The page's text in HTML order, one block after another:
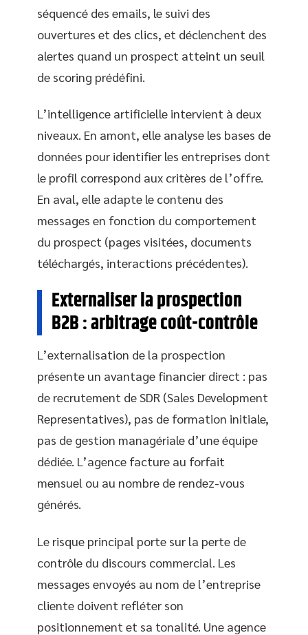
séquencé des emails, le suivi des
ouvertures et des clics, et déclenchent des
alertes quand un prospect atteint un seuil
de scoring prédéfini.
L’intelligence artificielle intervient à deux
niveaux. En amont, elle analyse les bases de
données pour identifier les entreprises dont
le profil correspond aux critères de l’offre.
En aval, elle adapte le contenu des
messages en fonction du comportement
du prospect (pages visitées, documents
téléchargés, interactions précédentes).
Externaliser la prospection
B2B : arbitrage coût-contrôle
L’externalisation de la prospection
présente un avantage financier direct : pas
de recrutement de SDR (Sales Development
Representatives), pas de formation initiale,
pas de gestion managériale d’une équipe
dédiée. L’agence facture au forfait
mensuel ou au nombre de rendez-vous
générés.
Le risque principal porte sur la perte de
contrôle du discours commercial. Les
messages envoyés au nom de l’entreprise
cliente doivent refléter son
positionnement et sa tonalité. Une agence